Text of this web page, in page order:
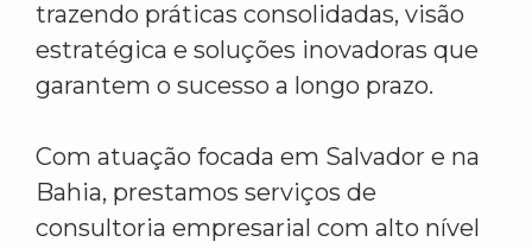
trazendo práticas consolidadas, visão
estratégica e soluções inovadoras que
garantem o sucesso a longo prazo.
Com atuação focada em Salvador e na
Bahia, prestamos serviços de
consultoria empresarial com alto nível